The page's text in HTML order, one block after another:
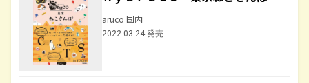
aruco 国内
2022.03.24 発売